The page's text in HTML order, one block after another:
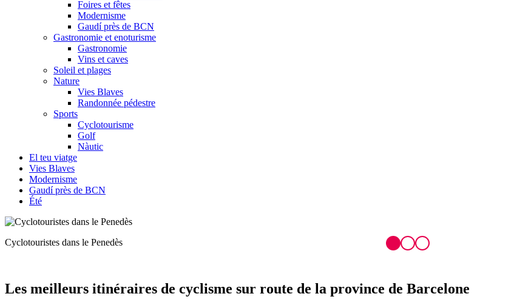
Foires et fêtes
Modernisme
Gaudí près de BCN
Gastronomie et enoturisme
Gastronomie
Vins et caves
Soleil et plages
Nature
Vies Blaves
Randonnée pédestre
Sports
Cyclotourisme
Golf
Nàutic
El teu viatge
Vies Blaves
Modernisme
Gaudí près de BCN
Été
Cycliste devant Montserrat​​​​​​​
Les meilleurs itinéraires de cyclisme sur route de la province de Barcelone